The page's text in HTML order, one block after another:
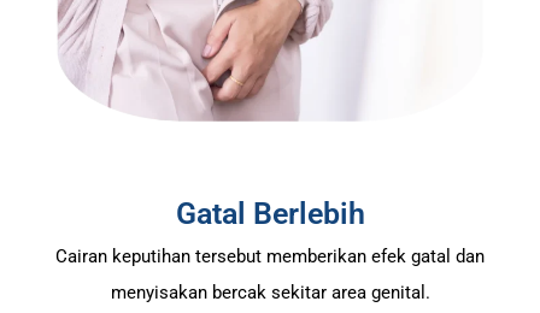
Gatal Berlebih
Cairan keputihan tersebut memberikan efek gatal dan
menyisakan bercak sekitar area genital.